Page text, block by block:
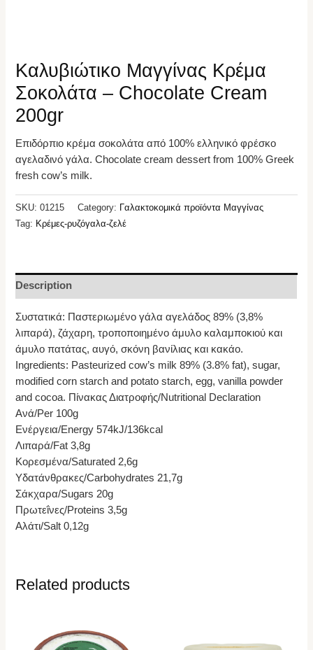
Καλυβιώτικο Μαγγίνας Κρέμα
Σοκολάτα – Chocolate Cream
200gr
Επιδόρπιο κρέμα σοκολάτα από 100% ελληνικό φρέσκο
αγελαδινό γάλα. Chocolate cream dessert from 100% Greek
fresh cow’s milk.
SKU:01215 Category: Γαλακτοκομικά προϊόντα Μαγγίνας
Tag: Κρέμες-ρυζόγαλα-ζελέ
Description
Συστατικά: Παστεριωμένο γάλα αγελάδος 89% (3,8%
λιπαρά), ζάχαρη, τροποποιημένο άμυλο καλαμποκιού και
άμυλο πατάτας, αυγό, σκόνη βανίλιας και κακάο.
Ingredients: Pasteurized cow’s milk 89% (3.8% fat), sugar,
modified corn starch and potato starch, egg, vanilla powder
and cocoa. Πίνακας Διατροφής/Nutritional Declaration
Ανά/Per 100g
Ενέργεια/Energy 574kJ/136kcal
Λιπαρά/Fat 3,8g
Κορεσμένα/Saturated 2,6g
Υδατάνθρακες/Carbohydrates 21,7g
Σάκχαρα/Sugars 20g
Πρωτεΐνες/Proteins 3,5g
Αλάτι/Salt 0,12g
Related products